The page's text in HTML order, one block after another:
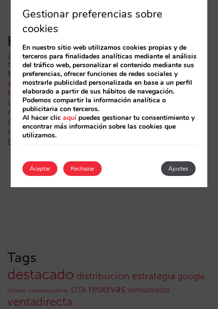
Entradas recientes
¿Puede un Mundial reducir las reservas hoteleras? El
caso de México durante la FIFA World Cup 2026
Menos campañas, más inteligentes: manual IA para
actualizar el marketing digital de tu hotel (parte 1)
Madrid ante la Fórmula 1: aprendizajes del GP de
Catalunya y del GP de Ciudad de México para los
hoteles
Cómo aparece un hotel en los asistentes de IA: las
tres capas de visibilidad
El fin de la era “Book on Metasearch”
Tags
destacado distribucion estrategia google
hoteles metabuscadores OTA reservas vendadirecta
ventadirecta
Gestionar preferencias sobre
cookies
En nuestro sitio web utilizamos cookies propias y de
terceros para finalidades analíticas mediante el análisis
del tráfico web, personalizar el contenido mediante sus
preferencias, ofrecer funciones de redes sociales y
mostrarle publicidad personalizada en base a un perfil
elaborado a partir de sus hábitos de navegación.
Podemos compartir la información analítica o
publicitaria con terceros.
Al hacer clicaquípuedes gestionar tu consentimiento y
encontrar más información sobre las cookies que
utilizamos.
Aceptar Ajustes
Rechazar